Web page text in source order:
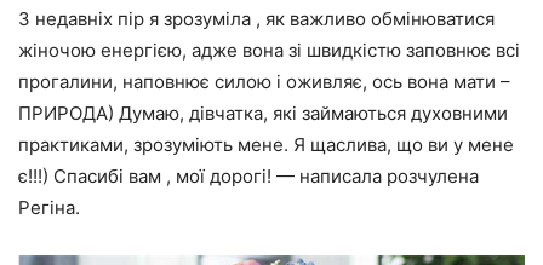
З недавніх пір я зрозуміла , як важливо обмінюватися
жіночою енергією, адже вона зі швидкістю заповнює всі
прогалини, наповнює силою і оживляє, ось вона мати –
ПРИРОДА) Думаю, дівчатка, які займаються духовними
практиками, зрозуміють мене. Я щаслива, що ви у мене
є!!!) Спасибі вам , мої дорогі! — написала розчулена
Регіна.